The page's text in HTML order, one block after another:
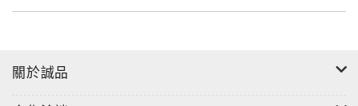
關於誠品